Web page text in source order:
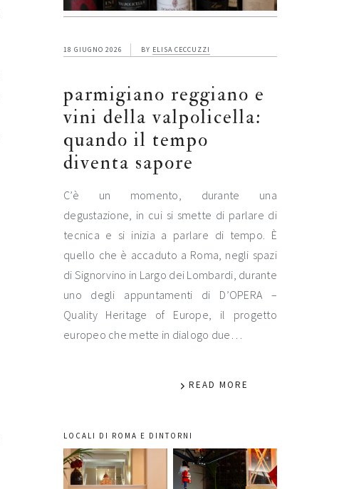
18 GIUGNO 2026 BY ELISA CECCUZZI
parmigiano reggiano e
vini della valpolicella:
quando il tempo
diventa sapore
C’è un momento, durante una
degustazione, in cui si smette di parlare di
tecnica e si inizia a parlare di tempo. È
quello che è accaduto a Roma, negli spazi
di Signorvino in Largo dei Lombardi, durante
uno degli appuntamenti di D’OPERA –
Quality Heritage of Europe, il progetto
europeo che mette in dialogo due…
READ MORE
LOCALI DI ROMA E DINTORNI